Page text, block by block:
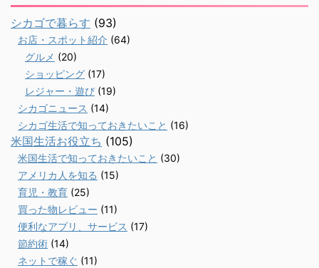
シカゴで暮らす (93)
お店・スポット紹介 (64)
グルメ (20)
ショッピング (17)
レジャー・遊び (19)
シカゴニュース (14)
シカゴ生活で知っておきたいこと (16)
米国生活お役立ち (105)
米国生活で知っておきたいこと (30)
アメリカ人を知る (15)
育児・教育 (25)
買った物レビュー (11)
便利なアプリ、サービス (17)
節約術 (14)
ネットで稼ぐ (11)